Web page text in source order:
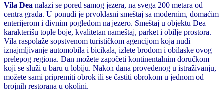
Vila Dea nalazi se pored samog jezera, na svega 200 metara od
centra grada. U ponudi je prvoklasni smeštaj sa modernim, domaćim
enterijerom i divnim pogledom na jezero. Smeštaj u objektu Dea
karakterišu tople boje, kvalitetan nameštaj, parket i obilje prostora.
Vila raspolaže sopstvenom turističkom agencijom koja nudi
iznajmljivanje automobila i bicikala, izlete brodom i obilaske ovog
prelepog regiona. Dan možete započeti kontinentalnim doručkom
koji se služi u baru u lobiju. Nakon dana provedenog u istraživanju,
možete sami pripremiti obrok ili se častiti obrokom u jednom od
brojnih restorana u okolini.